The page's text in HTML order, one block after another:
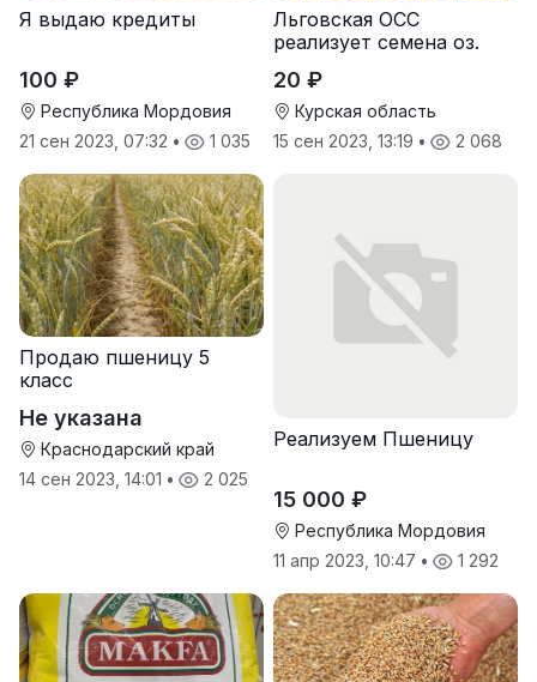
Я выдаю кредиты
100 ₽
Республика Мордовия
21 сен 2023, 07:32 • 1 035
Льговская ОСС
реализует семена оз.
20 ₽
Курская область
15 сен 2023, 13:19 • 2 068
Продаю пшеницу 5
класс
Не указана
Краснодарский край
14 сен 2023, 14:01 • 2 025
Реализуем Пшеницу
15 000 ₽
Республика Мордовия
11 апр 2023, 10:47 • 1 292